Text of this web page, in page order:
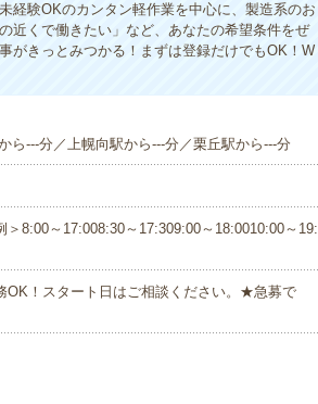
経験OKのカンタン軽作業を中心に、製造系のお
近くで働きたい」など、あなたの希望条件をぜ
がきっとみつかる！まずは登録だけでもOK！W
ら---分／上幌向駅から---分／栗丘駅から---分
8:00～17:008:30～17:309:00～18:0010:00～19:
！スタート日はご相談ください。★急募で